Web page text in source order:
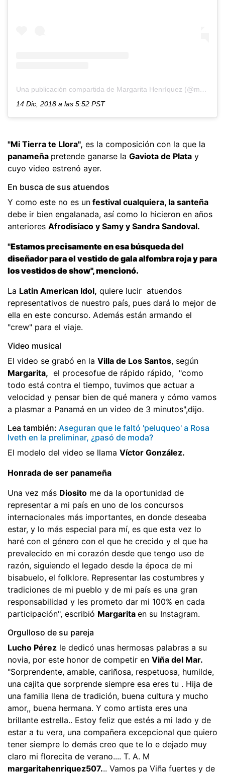
Una publicación compartida de Margarita Henríquez (@margaritahenriquez507)
14 Dic, 2018 a las 5:52 PST
"Mi Tierra te Llora", es la composición con la que la
panameña pretende ganarse la Gaviota de Plata y
cuyo video estrenó ayer.
En busca de sus atuendos
Y como este no es un festival cualquiera, la santeña
debe ir bien engalanada, así como lo hicieron en años
anteriores Afrodisíaco y Samy y Sandra Sandoval.
"Estamos precisamente en esa búsqueda del
diseñador para el vestido de gala alfombra roja y para
los vestidos de show", mencionó.
La Latin American Idol, quiere lucir atuendos
representativos de nuestro país, pues dará lo mejor de
ella en este concurso. Además están armando el
"crew" para el viaje.
Video musical
El video se grabó en la Villa de Los Santos, según
Margarita, el procesofue de rápido rápido, "como
todo está contra el tiempo, tuvimos que actuar a
velocidad y pensar bien de qué manera y cómo vamos
a plasmar a Panamá en un video de 3 minutos",dijo.
Lea también: Aseguran que le faltó 'peluqueo' a Rosa
Iveth en la preliminar, ¿pasó de moda?
El modelo del video se llama Víctor González.
Honrada de ser panameña
Una vez más Diosito me da la oportunidad de
representar a mi país en uno de los concursos
internacionales más importantes, en donde deseaba
estar, y lo más especial para mí, es que esta vez lo
haré con el género con el que he crecido y el que ha
prevalecido en mi corazón desde que tengo uso de
razón, siguiendo el legado desde la época de mi
bisabuelo, el folklore. Representar las costumbres y
tradiciones de mi pueblo y de mi país es una gran
responsabilidad y les prometo dar mi 100% en cada
participación", escribió Margarita en su Instagram.
Orgulloso de su pareja
Lucho Pérez le dedicó unas hermosas palabras a su
novia, por este honor de competir en Viña del Mar.
"Sorprendente, amable, cariñosa, respetuosa, humilde,
una cajita que sorprende siempre esa eres tu . Hija de
una familia llena de tradición, buena cultura y mucho
amor,, buena hermana. Y como artista eres una
brillante estrella.. Estoy feliz que estés a mi lado y de
estar a tu vera, una compañera excepcional que quiero
tener siempre lo demás creo que te lo e dejado muy
claro mi florecita de verano.... T. A. M
margaritahenriquez507... Vamos pa Viña fuertes y de